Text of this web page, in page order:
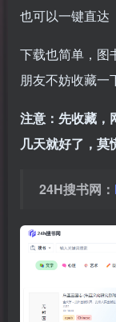
也可以一键直达
下载也简单，图
朋友不妨收藏一
注意：先收藏，
几天就好了，莫
24H搜书网：